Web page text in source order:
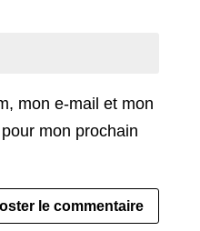
mon e-mail et mon
mon prochain